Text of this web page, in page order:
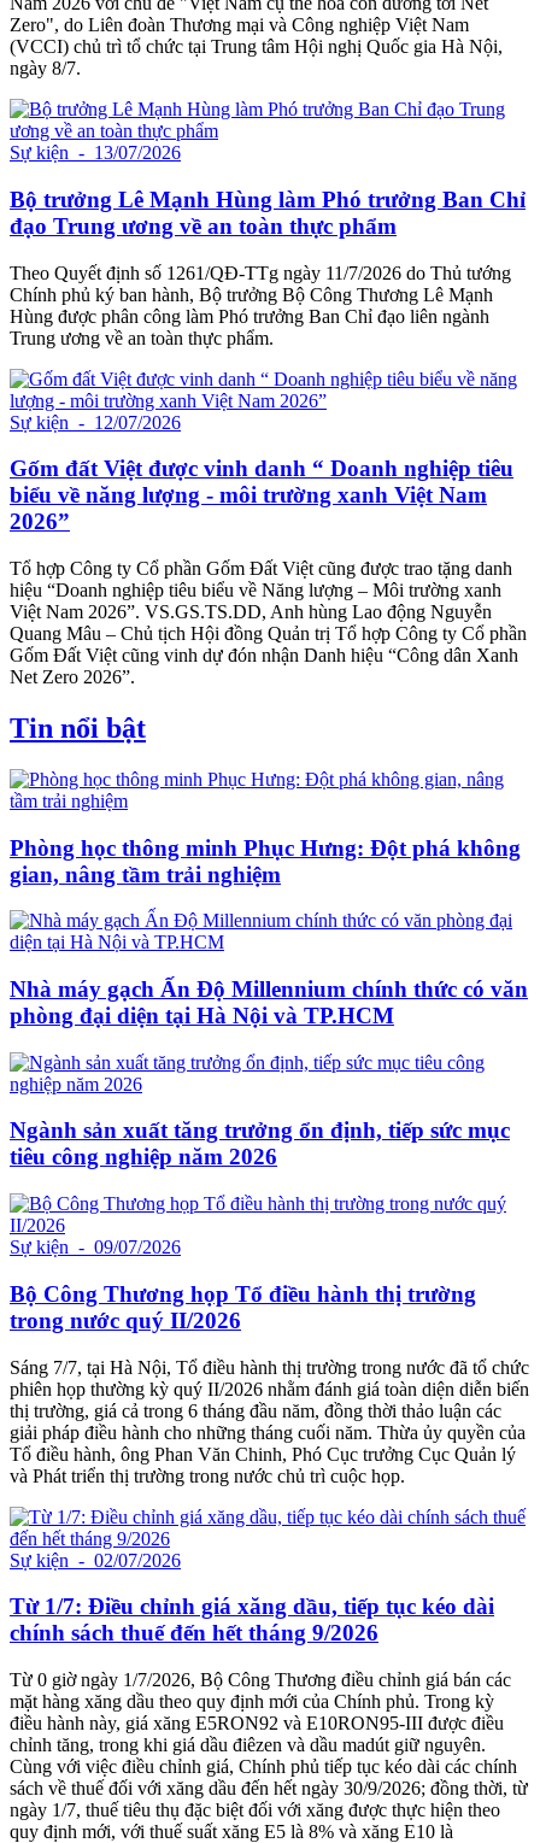
Zero", do Liên đoàn Thương mại và Công nghiệp Việt Nam
(VCCI) chủ trì tổ chức tại Trung tâm Hội nghị Quốc gia Hà Nội,
ngày 8/7.
Sự kiện - 13/07/2026
Bộ trưởng Lê Mạnh Hùng làm Phó trưởng Ban Chỉ
đạo Trung ương về an toàn thực phẩm
Theo Quyết định số 1261/QĐ-TTg ngày 11/7/2026 do Thủ tướng
Chính phủ ký ban hành, Bộ trưởng Bộ Công Thương Lê Mạnh
Hùng được phân công làm Phó trưởng Ban Chỉ đạo liên ngành
Trung ương về an toàn thực phẩm.
Sự kiện - 12/07/2026
Gốm đất Việt được vinh danh “ Doanh nghiệp tiêu
biểu về năng lượng - môi trường xanh Việt Nam
2026”
Tổ hợp Công ty Cổ phần Gốm Đất Việt cũng được trao tặng danh
hiệu “Doanh nghiệp tiêu biểu về Năng lượng – Môi trường xanh
Việt Nam 2026”. VS.GS.TS.DD, Anh hùng Lao động Nguyễn
Quang Mâu – Chủ tịch Hội đồng Quản trị Tổ hợp Công ty Cổ phần
Gốm Đất Việt cũng vinh dự đón nhận Danh hiệu “Công dân Xanh
Net Zero 2026”.
Tin nổi bật
Phòng học thông minh Phục Hưng: Đột phá không
gian, nâng tầm trải nghiệm
Nhà máy gạch Ấn Độ Millennium chính thức có văn
phòng đại diện tại Hà Nội và TP.HCM
Ngành sản xuất tăng trưởng ổn định, tiếp sức mục
tiêu công nghiệp năm 2026
Sự kiện - 09/07/2026
Bộ Công Thương họp Tổ điều hành thị trường
trong nước quý II/2026
Sáng 7/7, tại Hà Nội, Tổ điều hành thị trường trong nước đã tổ chức
phiên họp thường kỳ quý II/2026 nhằm đánh giá toàn diện diễn biến
thị trường, giá cả trong 6 tháng đầu năm, đồng thời thảo luận các
giải pháp điều hành cho những tháng cuối năm. Thừa ủy quyền của
Tổ điều hành, ông Phan Văn Chinh, Phó Cục trưởng Cục Quản lý
và Phát triển thị trường trong nước chủ trì cuộc họp.
Sự kiện - 02/07/2026
Từ 1/7: Điều chỉnh giá xăng dầu, tiếp tục kéo dài
chính sách thuế đến hết tháng 9/2026
Từ 0 giờ ngày 1/7/2026, Bộ Công Thương điều chỉnh giá bán các
mặt hàng xăng dầu theo quy định mới của Chính phủ. Trong kỳ
điều hành này, giá xăng E5RON92 và E10RON95-III được điều
chỉnh tăng, trong khi giá dầu điêzen và dầu madút giữ nguyên.
Cùng với việc điều chỉnh giá, Chính phủ tiếp tục kéo dài các chính
sách về thuế đối với xăng dầu đến hết ngày 30/9/2026; đồng thời, từ
ngày 1/7, thuế tiêu thụ đặc biệt đối với xăng được thực hiện theo
quy định mới, với thuế suất xăng E5 là 8% và xăng E10 là